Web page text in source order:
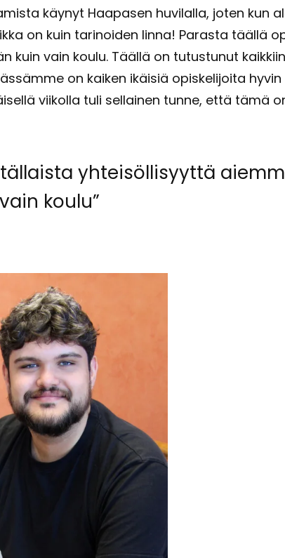
käy­nyt Haa­pa­sen hu­vi­lal­la, joten kun
on kuin ta­ri­noi­den linna! Pa­ras­ta tääl­lä
kuin vain koulu. Tääl­lä on tu­tus­tu­nut
on kai­ken ikäi­siä opis­ke­li­joi­ta
vii­kol­la tuli sel­lai­nen tunne, että tämä
täl­lais­ta yh­tei­söl­li­syyt­tä
koulu”